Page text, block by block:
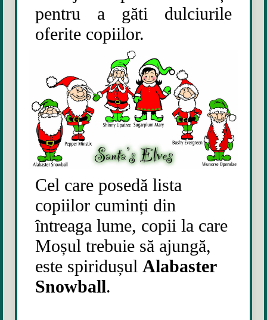
pentru a găti dulciurile
oferite copiilor.
Cel care posedă lista
copiilor cuminți din
întreaga lume, copii la care
Moșul trebuie să ajungă,
este spiridușul Alabaster
Snowball.